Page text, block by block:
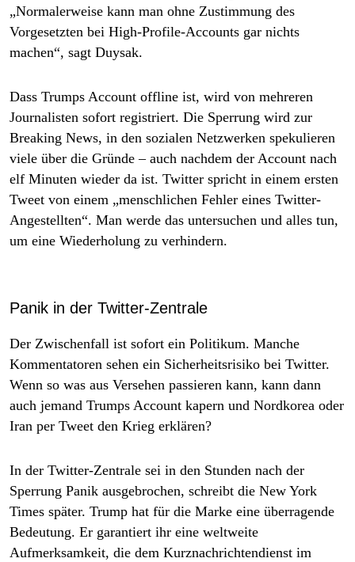
„Normalerweise kann man ohne Zustimmung des
Vorgesetzten bei High-Profile-Accounts gar nichts
machen“, sagt Duysak.
Dass Trumps Account offline ist, wird von mehreren
Journalisten sofort registriert. Die Sperrung wird zur
Breaking News, in den sozialen Netzwerken spekulieren
viele über die Gründe – auch nachdem der Account nach
elf Minuten wieder da ist. Twitter spricht in einem ersten
Tweet von einem „menschlichen Fehler eines Twitter-
Angestellten“. Man werde das untersuchen und alles tun,
um eine Wiederholung zu verhindern.
Panik in der Twitter-Zentrale
Der Zwischenfall ist sofort ein Politikum. Manche
Kommentatoren sehen ein Sicherheitsrisiko bei Twitter.
Wenn so was aus Versehen passieren kann, kann dann
auch jemand Trumps Account kapern und Nordkorea oder
Iran per Tweet den Krieg erklären?
In der Twitter-Zentrale sei in den Stunden nach der
Sperrung Panik ausgebrochen, schreibt die New York
Times später. Trump hat für die Marke eine überragende
Bedeutung. Er garantiert ihr eine weltweite
Aufmerksamkeit, die dem Kurznachrichtendienst im